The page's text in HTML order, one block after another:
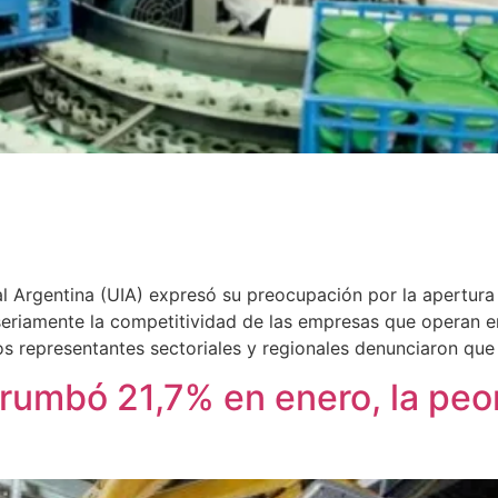
Argentina (UIA) expresó su preocupación por la
la competitividad de las empresas que operan
representantes sectoriales y regionales denunciaron
21,7% en enero, la